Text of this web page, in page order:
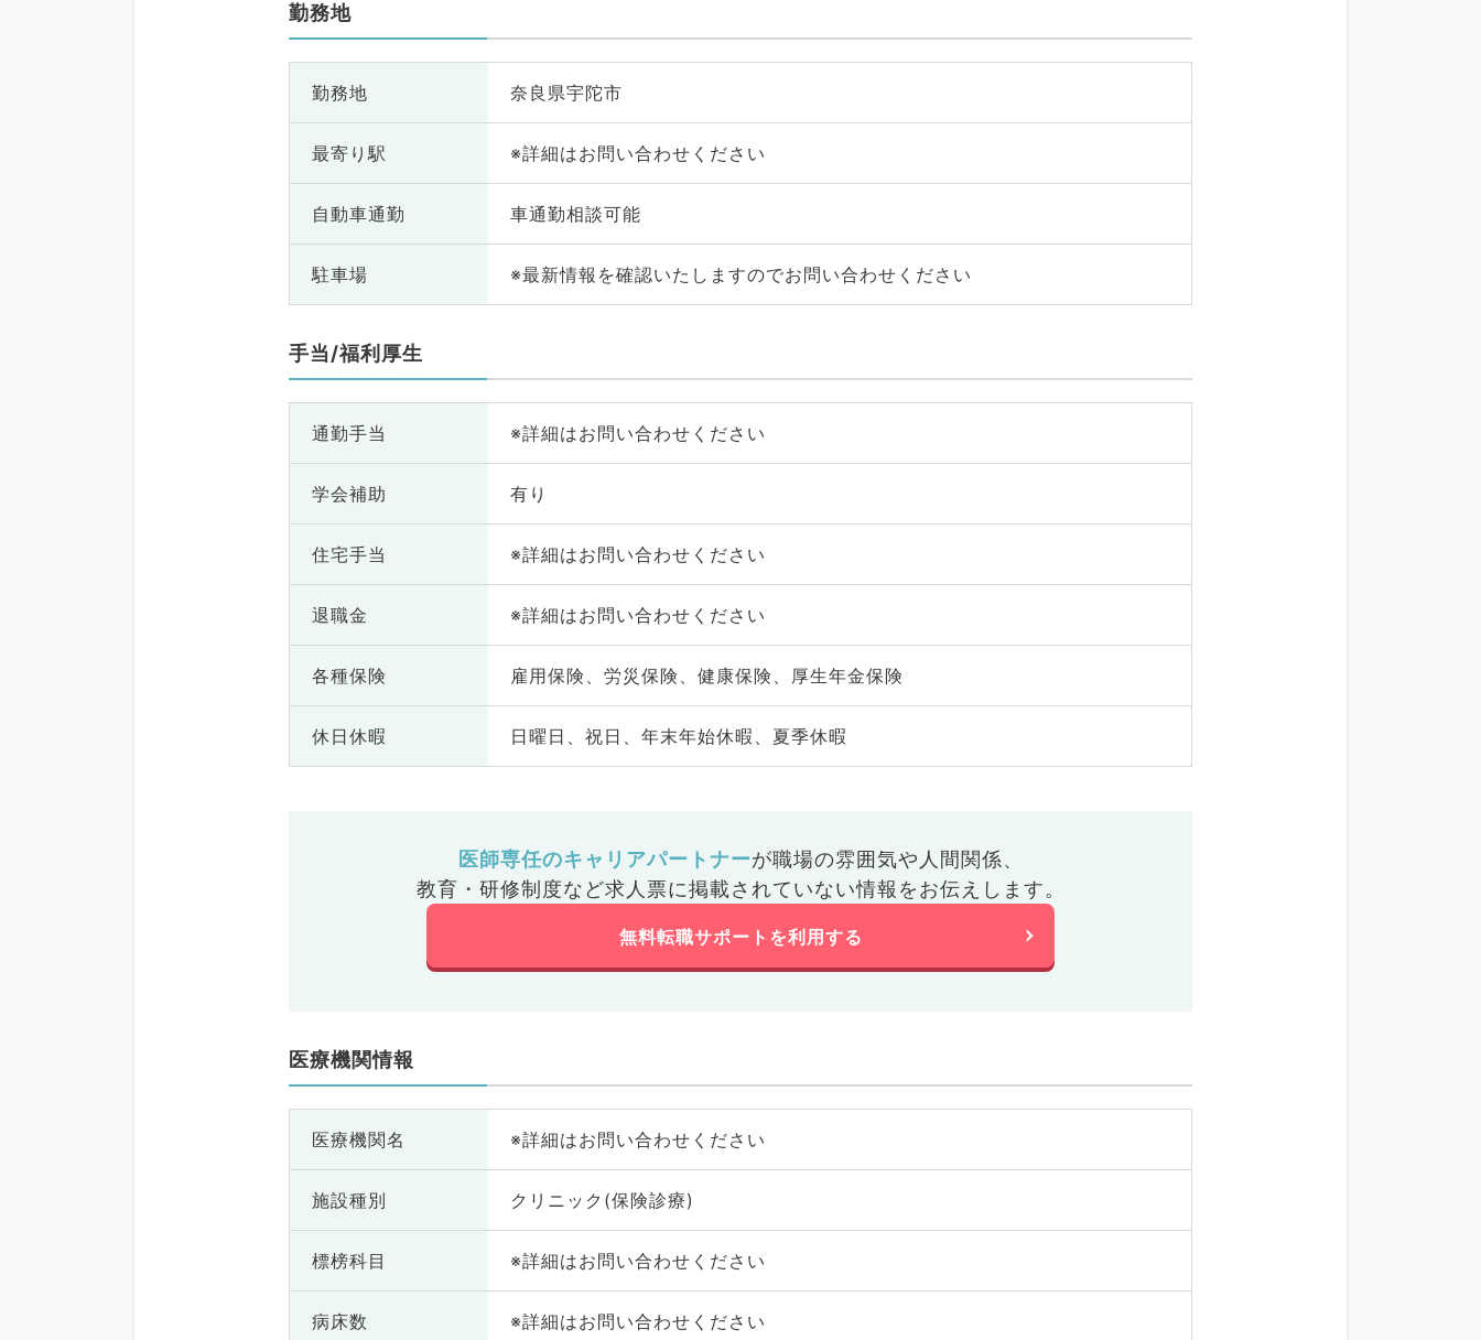
勤務地
勤務地 奈良県宇陀市
最寄り駅 ※詳細はお問い合わせください
自動車通勤 車通勤相談可能
駐車場 ※最新情報を確認いたしますのでお問い合わせください
手当/福利厚生
通勤手当 ※詳細はお問い合わせください
学会補助 有り
住宅手当 ※詳細はお問い合わせください
退職金 ※詳細はお問い合わせください
各種保険 雇用保険、労災保険、健康保険、厚生年金保険
休日休暇 日曜日、祝日、年末年始休暇、夏季休暇
医師専任のキャリアパートナーが職場の雰囲気や人間関係、
教育・研修制度など求人票に掲載されていない情報をお伝えします。
無料転職サポートを利用する
医療機関情報
医療機関名 ※詳細はお問い合わせください
施設種別 クリニック(保険診療)
標榜科目 ※詳細はお問い合わせください
病床数 ※詳細はお問い合わせください